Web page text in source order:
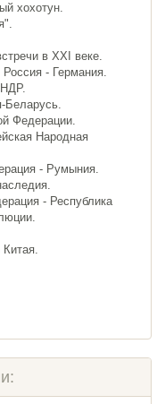
хохотун.
в ХХI веке.
- Германия.
Беларусь.
Федерации.
Народная
- Румыния.
- Республика